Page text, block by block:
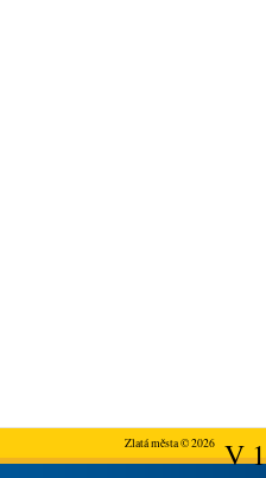
Zlatá města © 2026V